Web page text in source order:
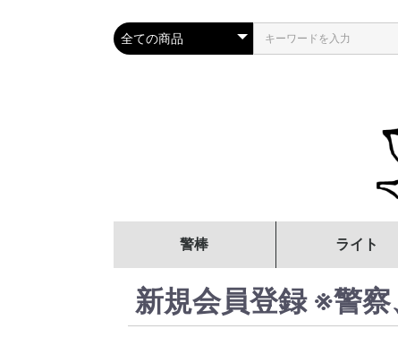
警棒
サイズで選ぶ 12インチ～
16インチ～
21インチ～
26インチ～
強度(素材)で選ぶ
高強度（
ムスチール）
一般強度（
7075等）
その他（プ
ク・アルミ等
タイプで選ぶ
フリクショ
(摩擦ロック)
オートロック式
鍔なし
鍔付き
オプション品・パーツ
ライト
新規会員登録 ※警